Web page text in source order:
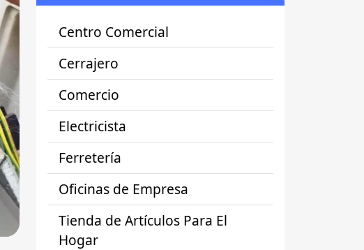
Centro Comercial
Cerrajero
Comercio
Electricista
Ferretería
Oficinas de Empresa
Tienda de Artículos Para El
Hogar